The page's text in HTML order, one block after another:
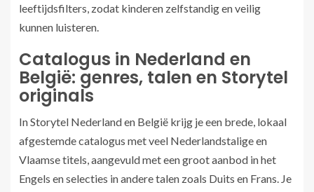
leeftijdsfilters, zodat kinderen zelfstandig en veilig
kunnen luisteren.
Catalogus in Nederland en
België: genres, talen en Storytel
originals
In Storytel Nederland en België krijg je een brede, lokaal
afgestemde catalogus met veel Nederlandstalige en
Vlaamse titels, aangevuld met een groot aanbod in het
Engels en selecties in andere talen zoals Duits en Frans. Je